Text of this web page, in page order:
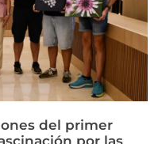
del primer
por las